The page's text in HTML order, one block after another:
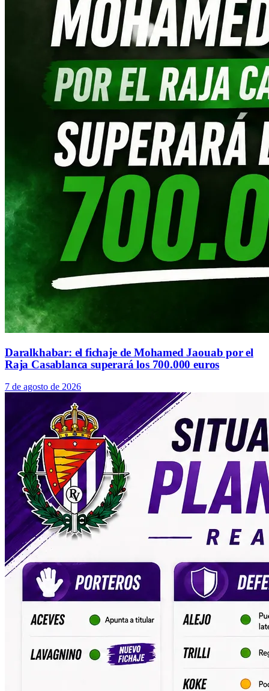
Daralkhabar: el fichaje de Mohamed Jaouab por el
Raja Casablanca superará los 700.000 euros
7 de agosto de 2026